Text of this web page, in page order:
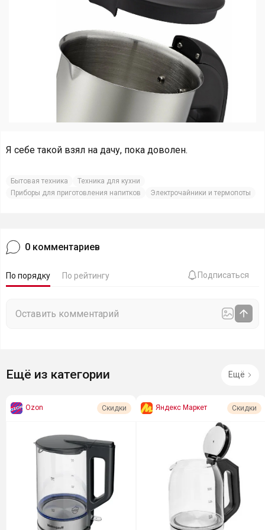
Я себе такой взял на дачу, пока доволен.
Бытовая техника
Техника для кухни
Приборы для приготовления напитков
Электрочайники и термопоты
0 комментариев
По порядку По рейтингу Подписаться
Ещё из категории Ещё
Ozon Скидки Яндекс Маркет Скидки